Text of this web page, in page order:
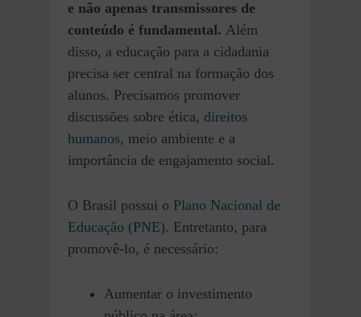
e não apenas transmissores de
conteúdo é fundamental. Além
disso, a educação para a cidadania
precisa ser central na formação dos
alunos. Precisamos promover
discussões sobre ética, direitos
humanos, meio ambiente e a
importância de engajamento social.
O Brasil possui o Plano Nacional de
Educação (PNE). Entretanto, para
promovê-lo, é necessário:
Aumentar o investimento